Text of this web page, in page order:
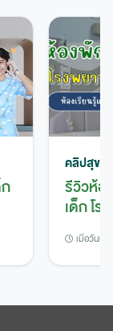
คลิปสุขภ
รีวิวห้อ
เด็ก โ
เมื่อวันที่